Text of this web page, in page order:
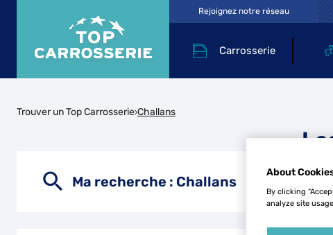
Carrosserie
Rejoignez notre réseau
Trouver un Top Carrosserie Challans
Ma recherche : Challans
About
By clicking
analyze site